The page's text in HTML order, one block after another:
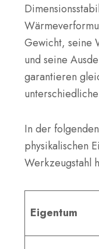
Gewicht, seine
und seine
garantieren
In der
physikalischen
Werkzeugstahl
Eigentum